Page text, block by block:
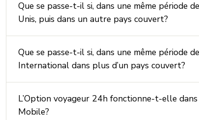
Que se passe-t-il si, dans une même période
Unis, puis dans un autre pays couvert?
Que se passe-t-il si, dans une même période
International dans plus d’un pays couvert?
L’Option voyageur 24h fonctionne-t-elle
Mobile?